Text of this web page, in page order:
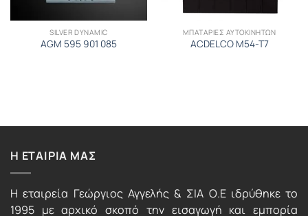
SILVER DYNAMIC
AGM 595 901 085
ΜΠΑΤΑΡΙΕΣ ΑΥΤΟΚΙΝΗΤΩΝ
ACDELCO M54-T7
Η ΕΤΑΙΡΙΑ ΜΑΣ
Η εταιρεία Γεώργιος Αγγελής & ΣΙΑ Ο.Ε ιδρύθηκε το
1995 με αρχικό σκοπό την εισαγωγή και εμπορία